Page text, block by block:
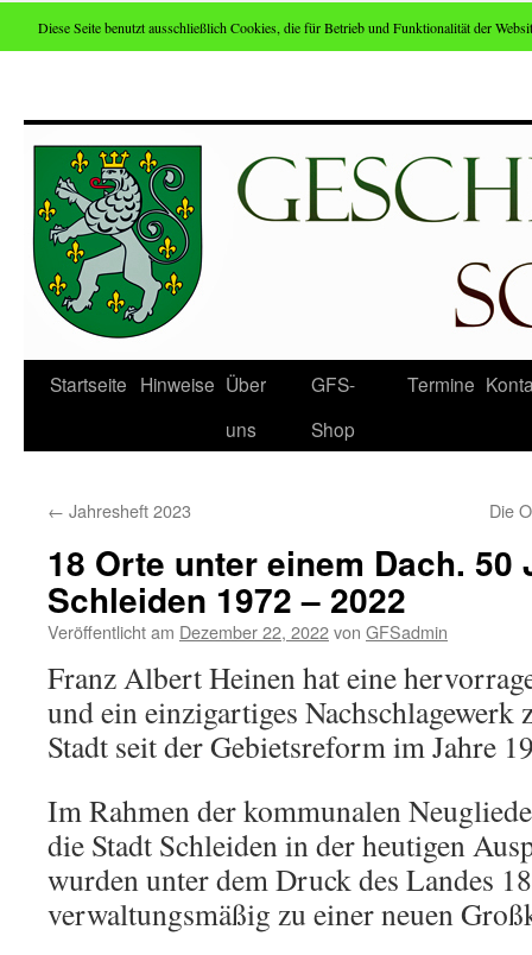
Zum
Inhalt
Startseite Hinweise Über
uns
GFS-
Shop
Termine
← Jahresheft 2023 Die
18 Orte unter einem Dach. 50
Schleiden 1972 – 2022
Veröffentlicht am Dezember 22, 2022von GFSadmin
Franz Albert Heinen hat eine
und ein einzigartiges
Stadt seit der Gebietsreform im Jahre
Im Rahmen der kommunalen
die Stadt Schleiden in der heutigen
wurden unter dem Druck des Landes
verwaltungsmäßig zu einer neuen
Diese Seite benutzt ausschließlich Cookies, die für Betrieb und Funktionalität der